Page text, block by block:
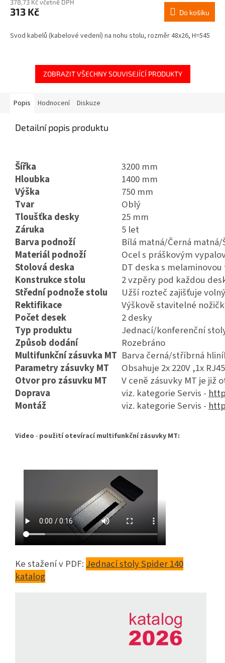
378,73 Kč včetně DPH
313 Kč Do košíku
Svod kabelů (kabelové vedení) na nohu stolu, rozměr 48x26, H=545
ZOBRAZIT VŠECHNY SOUVISEJÍCÍ PRODUKTY
Popis Hodnocení Diskuze
Detailní popis produktu
Šířka
3200 mm
Hloubka
1400 mm
Výška
750 mm
Tvar
Oblý
Tloušťka desky
25 mm
Záruka
5 let
Barva podnoží
Bílá matná/Černá matná/
Materiál podnoží
Ocel s práškovým
Stolová deska
DT deska s
Konstrukce stolu
2 vzpěry pod každou
Střední podnože stolu
Užší rozteč zajišťuje
Rektifikace
Výškově stavitelné
Počet desek
2 desky
Typ produktu
Jednací/konferenční
Způsob dodání
Rozebráno
Multifunkční zásuvka MT Barva černá/stříbrná
Parametry zásuvky MT
Obsahuje 2x 220V ,1x
Otvor pro zásuvku MT
V ceně zásuvky MT je již
Doprava
viz. kategorie Servis -
Montáž
viz. kategorie Servis -
Video - použití otevírací multifunkční zásuvky MT:
Ke stažení v PDF: Jednací stoly Spider 140
katalog